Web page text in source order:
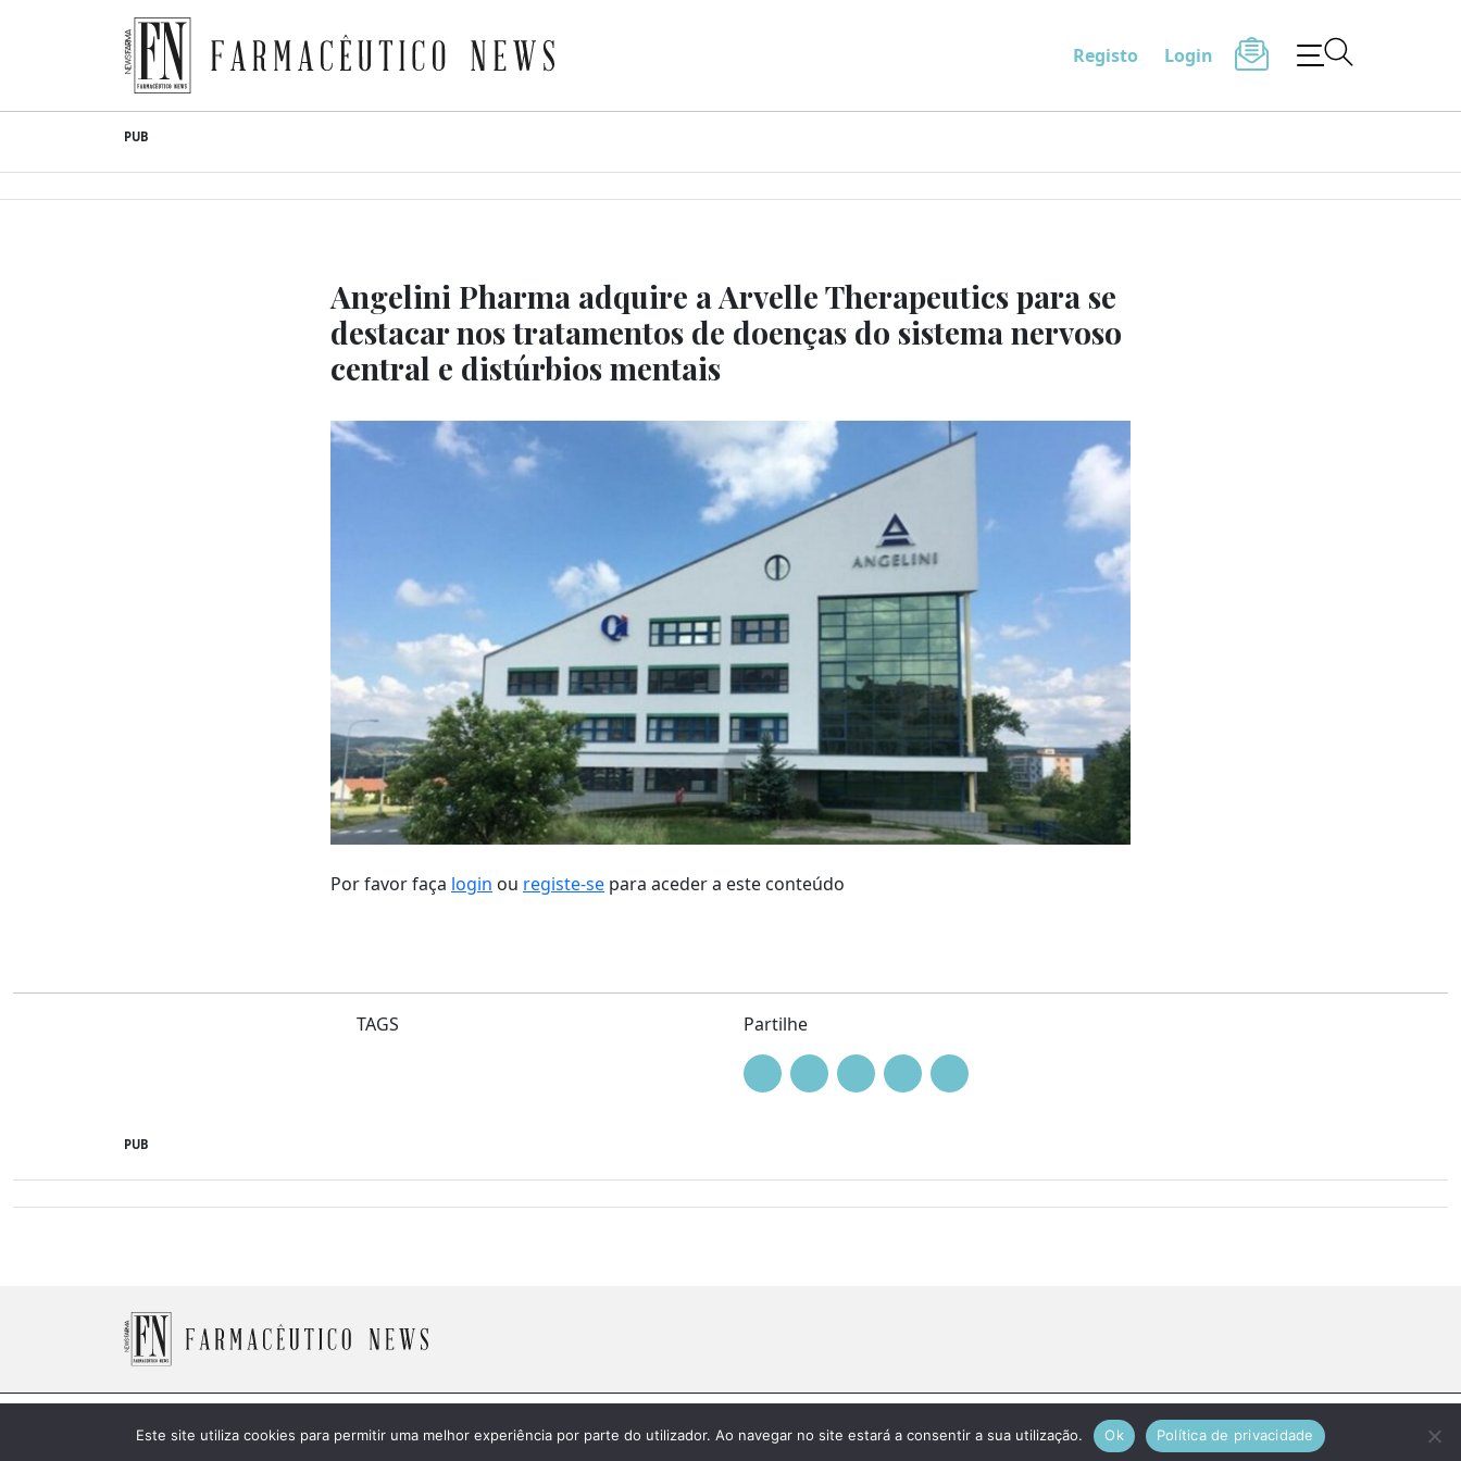
content
Farmacêutico News Registo Login
PUB
Angelini Pharma adquire a Arvelle Therapeutics para se
destacar nos tratamentos de doenças do sistema nervoso
central e distúrbios mentais
Por favor faça login ou registe-se para aceder a este conteúdo
TAGS Partilhe
PUB
© 2026 Farmacêutico News -Política de Cookies|Política de privacidade
Este site utiliza cookies para permitir uma melhor experiência por parte do utilizador. Ao navegar no site estará a consentir a sua utilização. Ok Política de privacidade